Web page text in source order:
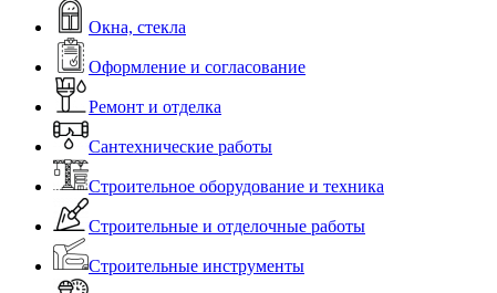
Окна, стекла
Оформление и согласование
Ремонт и отделка
Сантехнические работы
Строительное оборудование и техника
Строительные и отделочные работы
Строительные инструменты